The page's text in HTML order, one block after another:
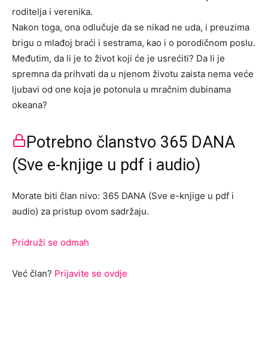
roditelja i verenika.
Nakon toga, ona odlučuje da se nikad ne uda, i preuzima
brigu o mlađoj braći i sestrama, kao i o porodičnom poslu.
Međutim, da li je to život koji će je usrećiti? Da li je
spremna da prihvati da u njenom životu zaista nema veće
ljubavi od one koja je potonula u mračnim dubinama
okeana?
Potrebno članstvo 365 DANA
(Sve e-knjige u pdf i audio)
Morate biti član nivo: 365 DANA (Sve e-knjige u pdf i
audio) za pristup ovom sadržaju.
Pridruži se odmah
Već član? Prijavite se ovdje